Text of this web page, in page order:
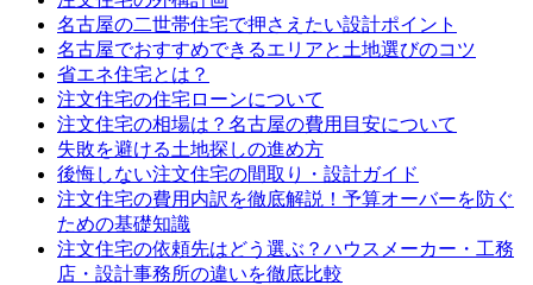
名古屋の二世帯住宅で押さえたい設計ポイント
名古屋でおすすめできるエリアと土地選びのコツ
省エネ住宅とは？
注文住宅の住宅ローンについて
注文住宅の相場は？名古屋の費用目安について
失敗を避ける土地探しの進め方
後悔しない注文住宅の間取り・設計ガイド
注文住宅の費用内訳を徹底解説！予算オーバーを防ぐ
ための基礎知識
注文住宅の依頼先はどう選ぶ？ハウスメーカー・工務
店・設計事務所の違いを徹底比較